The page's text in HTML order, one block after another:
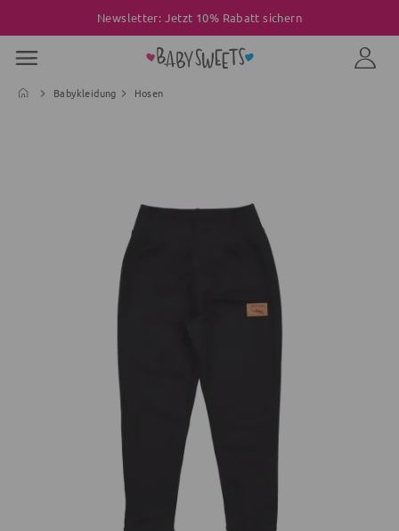
Newsletter: Jetzt 10% Rabatt sichern
Babykleidung Hosen